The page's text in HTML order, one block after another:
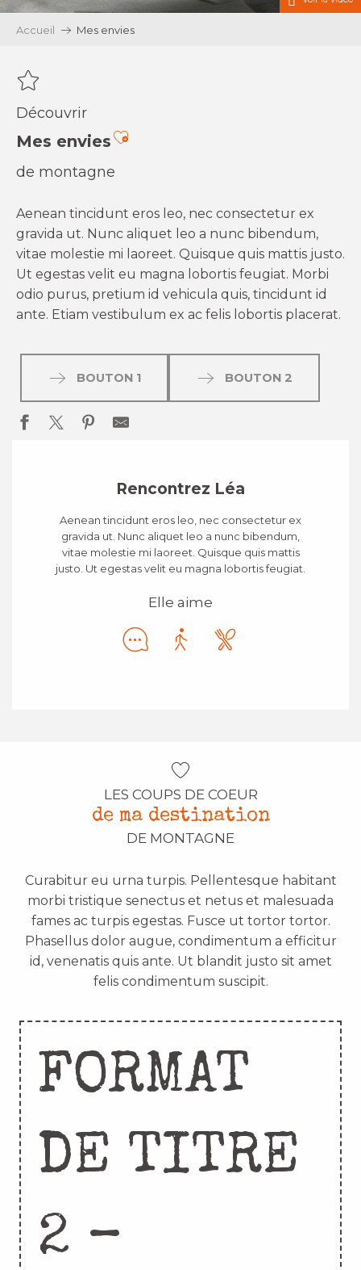
Accueil Mes envies
Découvrir
Mes enviesAjouter aux favoris
de montagne
Aenean tincidunt eros leo, nec consectetur ex
gravida ut. Nunc aliquet leo a nunc bibendum,
vitae molestie mi laoreet. Quisque quis mattis justo.
Ut egestas velit eu magna lobortis feugiat. Morbi
odio purus, pretium id vehicula quis, tincidunt id
ante. Etiam vestibulum ex ac felis lobortis placerat.
BOUTON 1 BOUTON 2
Rencontrez Léa
Aenean tincidunt eros leo, nec consectetur ex
gravida ut. Nunc aliquet leo a nunc bibendum,
vitae molestie mi laoreet. Quisque quis mattis
justo. Ut egestas velit eu magna lobortis feugiat.
Elle aime
LES COUPS DE COEUR
de ma destination
DE MONTAGNE
Curabitur eu urna turpis. Pellentesque habitant
morbi tristique senectus et netus et malesuada
fames ac turpis egestas. Fusce ut tortor tortor.
Phasellus dolor augue, condimentum a efficitur
id, venenatis quis ante. Ut blandit justo sit amet
felis condimentum suscipit.
FORMAT
DE TITRE
2 –